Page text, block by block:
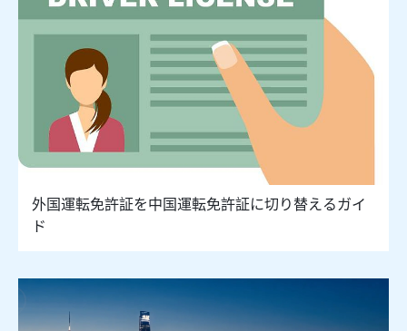
外国運転免許証を中国運転免許証に切り替えるガイ
ド